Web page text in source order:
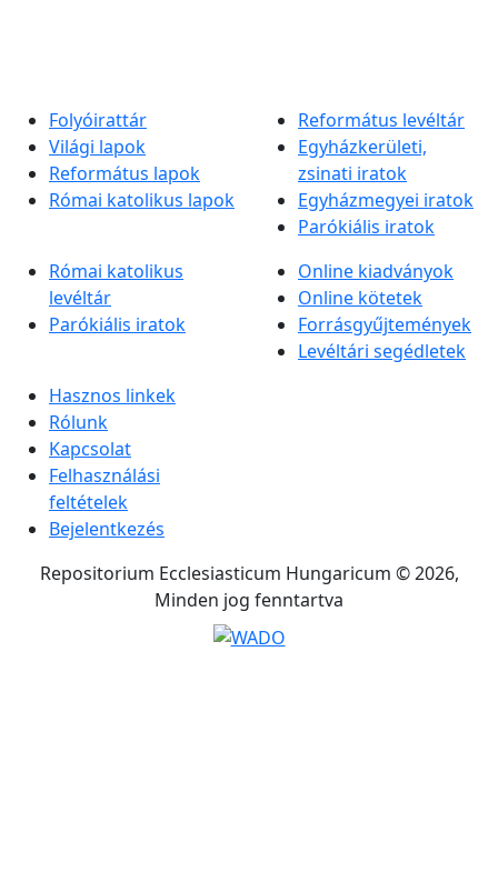
Folyóirattár
Világi lapok
Református lapok
Római katolikus lapok
Református levéltár
Egyházkerületi,
zsinati iratok
Egyházmegyei iratok
Parókiális iratok
Római katolikus
levéltár
Parókiális iratok
Online kiadványok
Online kötetek
Forrásgyűjtemények
Levéltári segédletek
Hasznos linkek
Rólunk
Kapcsolat
Felhasználási
feltételek
Bejelentkezés
Repositorium Ecclesiasticum Hungaricum © 2026,
Minden jog fenntartva